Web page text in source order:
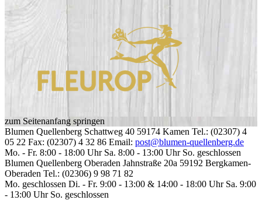
zum Seitenanfang springen
Blumen Quellenberg Schattweg 40 59174 Kamen Tel.: (02307) 4
05 22 Fax: (02307) 4 32 86 Email: post@blumen-quellenberg.de
Mo. - Fr. 8:00 - 18:00 Uhr Sa. 8:00 - 13:00 Uhr So. geschlossen
Blumen Quellenberg Oberaden Jahnstraße 20a 59192 Bergkamen-
Oberaden Tel.: (02306) 9 98 71 82
Mo. geschlossen Di. - Fr. 9:00 - 13:00 & 14:00 - 18:00 Uhr Sa. 9:00
- 13:00 Uhr So. geschlossen